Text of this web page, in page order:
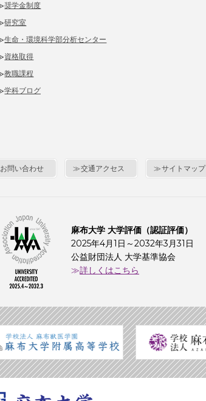
奨学金制度
研究室
生命・環境科学部分析センター
資格取得
教職課程
学科ブログ
お問い合わせ 交通アクセス サイトマップ
麻布大学 大学評価（認証評価）
2025年4月1日～2032年3月31日
公益財団法人 大学基準協会
詳しくはこちら